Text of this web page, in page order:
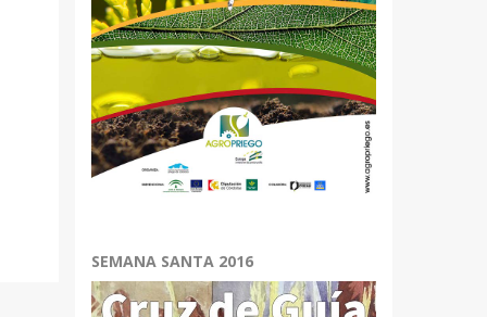
SEMANA SANTA 2016